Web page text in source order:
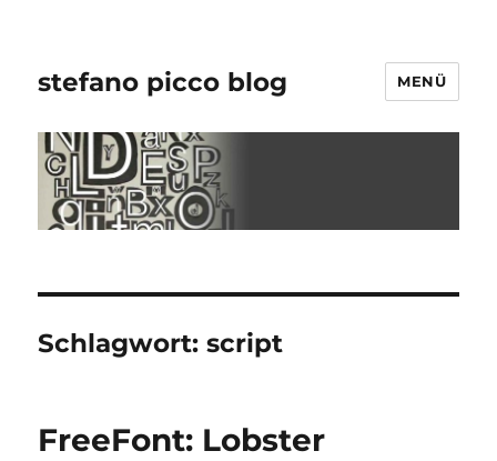
stefano picco blog MENÜ
Schlagwort:script
FreeFont: Lobster